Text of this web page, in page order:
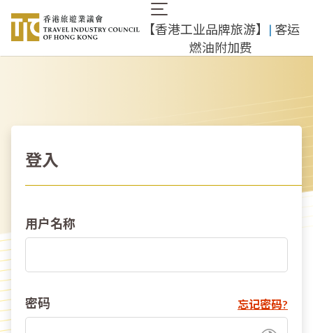
主
Main
navigation
【香港工业品牌旅游】 | 客运
燃油附加费
登入
用户名称
忘记密码?
密码